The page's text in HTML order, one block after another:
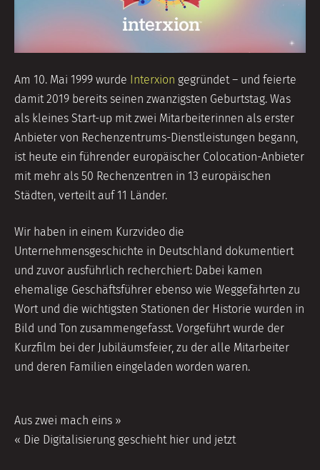
Am 10. Mai 1999 wurde Interxion gegründet – und feierte
damit 2019 bereits seinen zwanzigsten Geburtstag. Was
als kleines Start-up mit zwei Mitarbeiterinnen als erster
Anbieter von Rechenzentrums-Dienstleistungen begann,
ist heute ein führender europäischer Colocation-Anbieter
mit mehr als 50 Rechenzentren in 13 europäischen
Städten, verteilt auf 11 Länder.
Wir haben in einem Kurzvideo die
Unternehmensgeschichte in Deutschland dokumentiert
und zuvor ausführlich recherchiert: Dabei kamen
ehemalige Geschäftsführer ebenso wie Weggefährten zu
Wort und die wichtigsten Stationen der Historie wurden in
Bild und Ton zusammengefasst. Vorgeführt wurde der
Kurzfilm bei der Jubiläumsfeier, zu der alle Mitarbeiter
und deren Familien eingeladen worden waren.
Beitragsnavigation
Aus zwei mach eins »
« Die Digitalisierung geschieht hier und jetzt